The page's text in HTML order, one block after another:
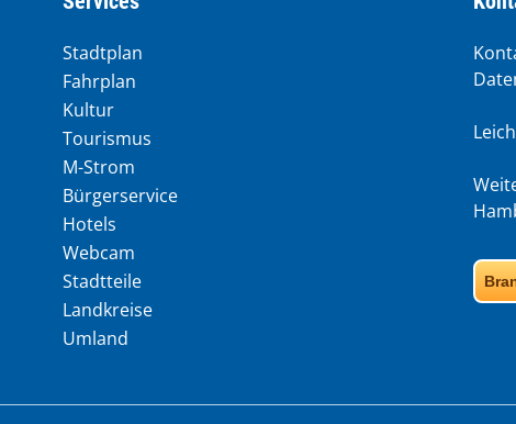
Stadtplan
Fahrplan
Kultur
Tourismus
M-Strom
Bürgerservice
Hotels
Webcam
Stadtteile
Landkreise
Umland